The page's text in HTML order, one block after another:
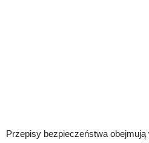
Przepisy bezpieczeństwa